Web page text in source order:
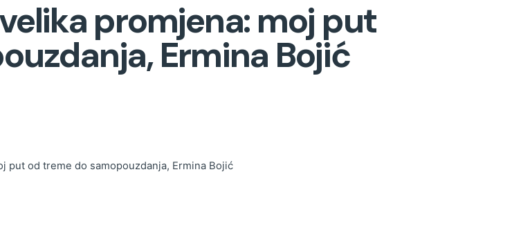
promjena: moj put
Ermina Bojić
put od treme do samopouzdanja, Ermina Bojić